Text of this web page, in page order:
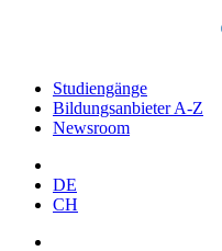
Studiengänge
Bildungsanbieter A-Z
Newsroom
DE
CH